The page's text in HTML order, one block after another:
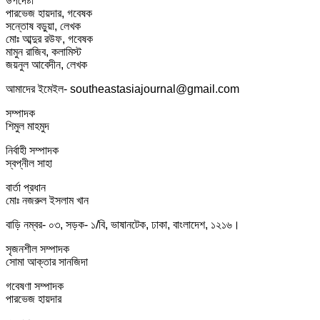
পারভেজ হায়দার, গবেষক
সন্তোষ বড়ুয়া, লেখক
মোঃ আব্দুর রউফ, গবেষক
মামুন রাজিব, কলামিস্ট
জয়নুল আবেদীন, লেখক
আমাদের ইমেইল- southeastasiajournal@gmail.com
সম্পাদক
শিমুল মাহমুদ
নির্বাহী সম্পাদক
স্বপ্নীল সাহা
বার্তা প্রধান
মোঃ নজরুল ইসলাম খান
বাড়ি নম্বর- ০৩, সড়ক- ১/বি, ভাষানটেক, ঢাকা, বাংলাদেশ, ১২১৬।
সৃজনশীল সম্পাদক
সোমা আক্তার সানজিদা
গবেষণা সম্পাদক
পারভেজ হায়দার